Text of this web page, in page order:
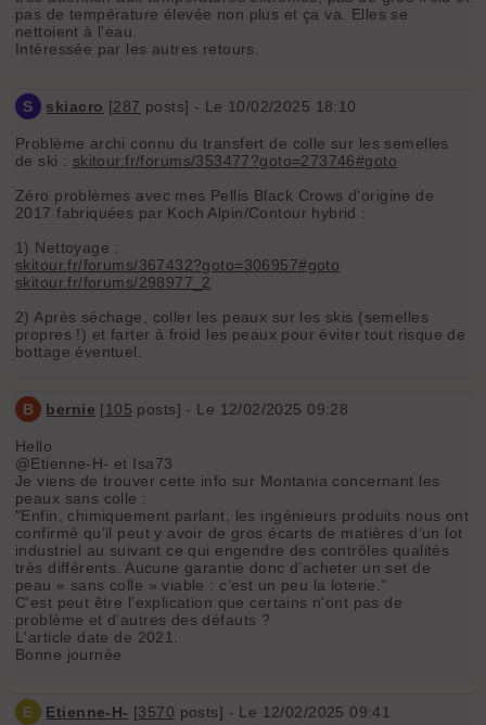
pas de température élevée non plus et ça va. Elles se
nettoient à l'eau.
Intéressée par les autres retours.
S skiacro [287 posts] - Le 10/02/2025 18:10
Problème archi connu du transfert de colle sur les semelles
de ski : skitour.fr/forums/353477?goto=273746#goto
Zéro problèmes avec mes Pellis Black Crows d'origine de
2017 fabriquées par Koch Alpin/Contour hybrid :
1) Nettoyage :
skitour.fr/forums/367432?goto=306957#goto
skitour.fr/forums/298977_2
2) Après séchage, coller les peaux sur les skis (semelles
propres !) et farter à froid les peaux pour éviter tout risque de
bottage éventuel.
B bernie [105 posts] - Le 12/02/2025 09:28
Hello
@Etienne-H- et Isa73
Je viens de trouver cette info sur Montania concernant les
peaux sans colle :
"Enfin, chimiquement parlant, les ingénieurs produits nous ont
confirmé qu’il peut y avoir de gros écarts de matières d’un lot
industriel au suivant ce qui engendre des contrôles qualités
très différents. Aucune garantie donc d’acheter un set de
peau « sans colle » viable : c’est un peu la loterie."
C'est peut être l'explication que certains n'ont pas de
problème et d'autres des défauts ?
L'article date de 2021.
Bonne journée
E Etienne-H- [3570 posts] - Le 12/02/2025 09:41